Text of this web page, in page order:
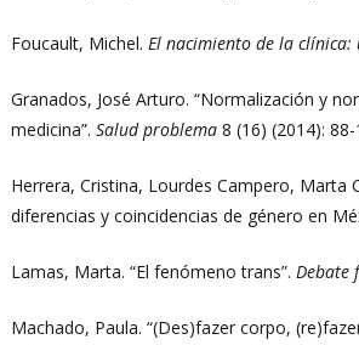
Foucault, Michel.El nacimiento de la
Granados, José Arturo. “Normalización y
medicina”.Salud problema 8 (16) (2014): 88-
Herrera, Cristina, Lourdes Campero, Marta
diferencias y coincidencias de género en
Lamas, Marta. “El fenómeno trans”.Debate
Machado, Paula. “(Des)fazer corpo,